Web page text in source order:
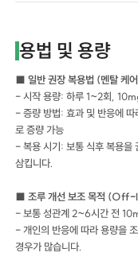
용법 및 용량
■ 일반 권장 복용법 (멘탈 케
- 시작 용량: 하루 1~2회,
- 증량 방법: 효과 및 반응에
로 증량 가능
- 복용 시기: 보통 식후 복용을
삼킵니다.
■ 조루 개선 보조 목적 (Off-
- 보통 성관계 2~6시간 전
- 개인의 반응에 따라 용량을
경우가 많습니다.